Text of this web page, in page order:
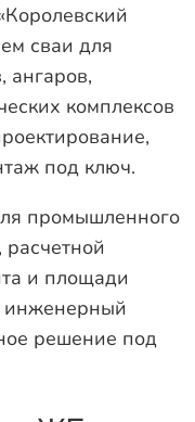
сваи для
ангаров,
комплексов
под ключ.
промышленного
расчетной
и площади
инженерный
решение под